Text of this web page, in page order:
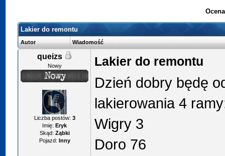
Lakier do remontu
Autor Wiadomość
queizs
Nowy
Liczba postów: 3
Imię: Eryk
Skąd: Ząbki
Pojazd: Inny
Lakier do remontu
Dzień dobry będę
lakierowania 4
Wigry 3
Doro 76